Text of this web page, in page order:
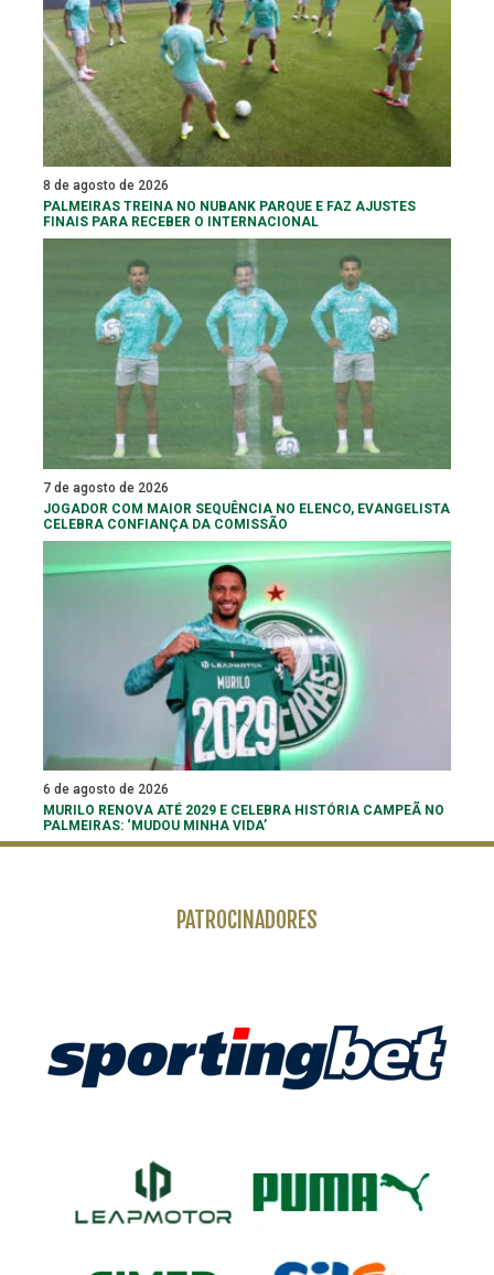
8 de agosto de 2026
PALMEIRAS TREINA NO NUBANK PARQUE E FAZ AJUSTES
FINAIS PARA RECEBER O INTERNACIONAL
7 de agosto de 2026
JOGADOR COM MAIOR SEQUÊNCIA NO ELENCO, EVANGELISTA
CELEBRA CONFIANÇA DA COMISSÃO
6 de agosto de 2026
MURILO RENOVA ATÉ 2029 E CELEBRA HISTÓRIA CAMPEÃ NO
PALMEIRAS: ‘MUDOU MINHA VIDA’
PATROCINADORES